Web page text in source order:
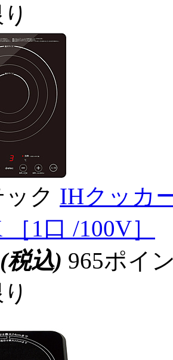
ック IHクッカ
1口 /100V］
(税込) 965ポイ